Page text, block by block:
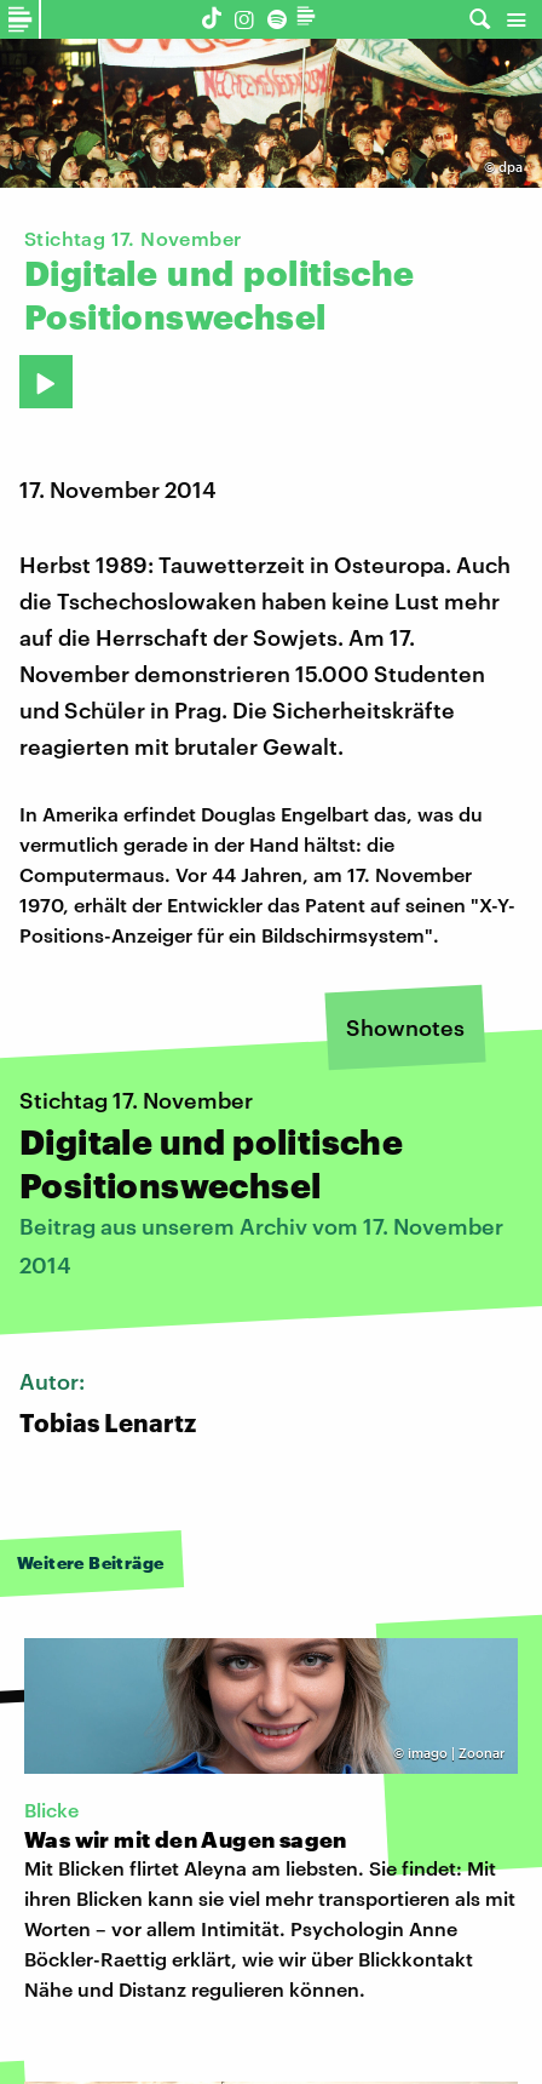
©dpa
Stichtag 17. November
Digitale und politische
Positionswechsel
17. November 2014
Herbst 1989: Tauwetterzeit in Osteuropa. Auch
die Tschechoslowaken haben keine Lust mehr
auf die Herrschaft der Sowjets. Am 17.
November demonstrieren 15.000 Studenten
und Schüler in Prag. Die Sicherheitskräfte
reagierten mit brutaler Gewalt.
In Amerika erfindet Douglas Engelbart das, was du
vermutlich gerade in der Hand hältst: die
Computermaus. Vor 44 Jahren, am 17. November
1970, erhält der Entwickler das Patent auf seinen "X-Y-
Positions-Anzeiger für ein Bildschirmsystem".
Shownotes
Stichtag 17. November
Digitale und politische
Positionswechsel
Beitrag aus unserem Archiv vom 17. November
2014
Autor:
Tobias Lenartz
Weitere Beiträge
© imago | Zoonar
Blicke
Was wir mit den Augen sagen
Mit Blicken flirtet Aleyna am liebsten. Sie findet: Mit
ihren Blicken kann sie viel mehr transportieren als mit
Worten – vor allem Intimität. Psychologin Anne
Böckler-Raettig erklärt, wie wir über Blickkontakt
Nähe und Distanz regulieren können.